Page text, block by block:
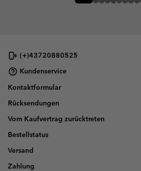
(+)43720880525
Kundenservice
Kontaktformular
Rücksendungen
Vom Kaufvertrag zurücktreten
Bestellstatus
Versand
Zahlung